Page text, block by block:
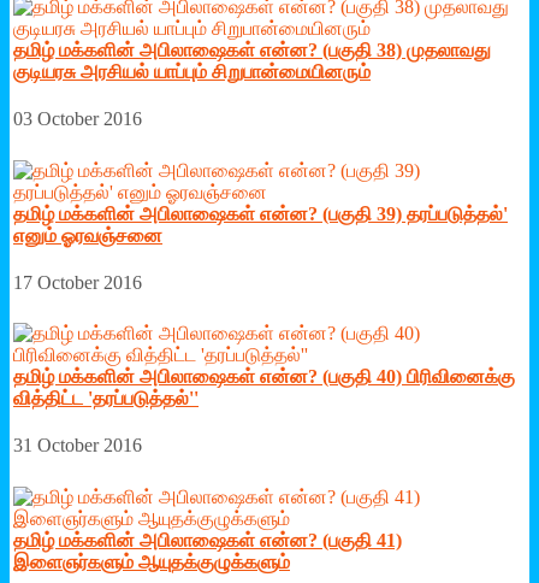
தமிழ் மக்களின் அபிலாஷைகள் என்ன? (பகுதி 38) முதலாவது
குடியரசு அரசியல் யாப்பும் சிறுபான்மையினரும்
03 October 2016
தமிழ் மக்களின் அபிலாஷைகள் என்ன? (பகுதி 39) தரப்படுத்தல்'
எனும் ஓரவஞ்சனை
17 October 2016
தமிழ் மக்களின் அபிலாஷைகள் என்ன? (பகுதி 40) பிரிவினைக்கு
வித்திட்ட 'தரப்படுத்தல்''
31 October 2016
தமிழ் மக்களின் அபிலாஷைகள் என்ன? (பகுதி 41)
இளைஞர்களும் ஆயுதக்குழுக்களும்